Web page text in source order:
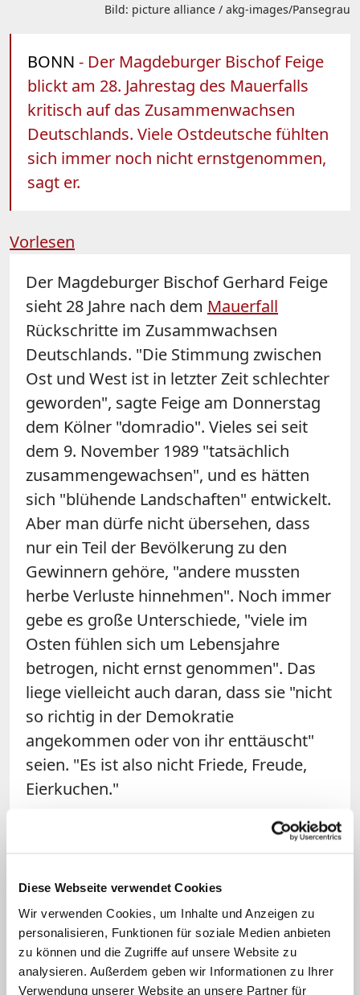
Diese Webseite verwendet Cookies
Wir verwenden Cookies, um Inhalte und Anzeigen zu
personalisieren, Funktionen für soziale Medien anbieten
zu können und die Zugriffe auf unsere Website zu
analysieren. Außerdem geben wir Informationen zu Ihrer
Verwendung unserer Website an unsere Partner für
Bild: picture alliance / akg-images/Pansegrau
BONN - Der Magdeburger Bischof Feige
blickt am 28. Jahrestag des Mauerfalls
kritisch auf das Zusammenwachsen
Deutschlands. Viele Ostdeutsche fühlten
sich immer noch nicht ernstgenommen,
sagt er.
Vorlesen
Der Magdeburger Bischof Gerhard Feige
sieht 28 Jahre nach dem Mauerfall
Rückschritte im Zusammwachsen
Deutschlands. "Die Stimmung zwischen
Ost und West ist in letzter Zeit schlechter
geworden", sagte Feige am Donnerstag
dem Kölner "domradio". Vieles sei seit
dem 9. November 1989 "tatsächlich
zusammengewachsen", und es hätten
sich "blühende Landschaften" entwickelt.
Aber man dürfe nicht übersehen, dass
nur ein Teil der Bevölkerung zu den
Gewinnern gehöre, "andere mussten
herbe Verluste hinnehmen". Noch immer
gebe es große Unterschiede, "viele im
Osten fühlen sich um Lebensjahre
betrogen, nicht ernst genommen". Das
liege vielleicht auch daran, dass sie "nicht
so richtig in der Demokratie
angekommen oder von ihr enttäuscht"
seien. "Es ist also nicht Friede, Freude,
Eierkuchen."
Bild: © dpa/Jens Wolf